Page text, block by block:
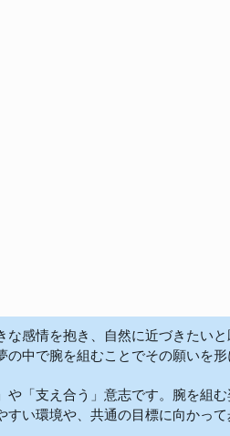
感情を抱き、自然に近づきたい
中で腕を組むことでその願いを
「支え合う」意志です。腕を組
い環境や、共通の目標に向かっ